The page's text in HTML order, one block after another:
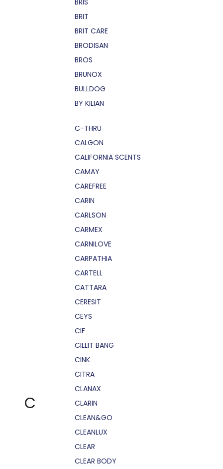
BRIS
BRIT
BRIT CARE
BRODISAN
BROS
BRUNOX
BULLDOG
BY KILIAN
C
C-THRU
CALGON
CALIFORNIA SCENTS
CAMAY
CAREFREE
CARIN
CARLSON
CARMEX
CARNILOVE
CARPATHIA
CARTELL
CATTARA
CERESIT
CEYS
CIF
CILLIT BANG
CINK
CITRA
CLANAX
CLARIN
CLEAN&GO
CLEANLUX
CLEAR
CLEAR BODY